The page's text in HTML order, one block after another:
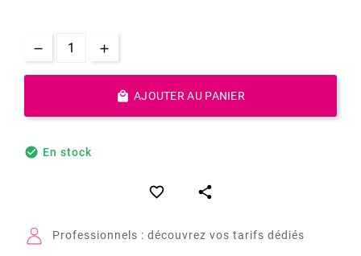
 AJOUTER AU PANIER
 En stock
 
Professionnels : découvrez vos tarifs dédiés